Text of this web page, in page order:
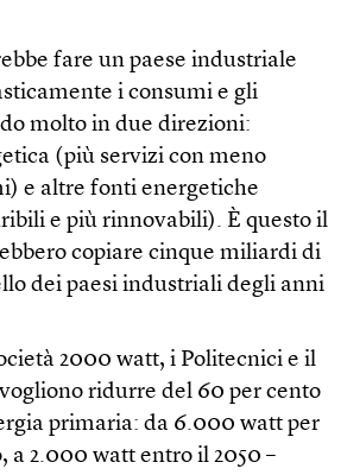
fare un paese industriale
i consumi e gli
molto in due direzioni:
(più servizi con meno
e altre fonti energetiche
e più rinnovabili). È questo il
copiare cinque miliardi di
dei paesi industriali degli anni
2000 watt, i Politecnici e il
ridurre del 60 per cento
primaria: da 6.000 watt per
a 2.000 watt entro il 2050 –